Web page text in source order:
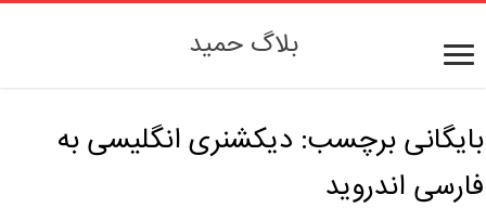
بلاگ حمید
بایگانی برچسب: دیکشنری انگلیسی به
فارسی اندروید